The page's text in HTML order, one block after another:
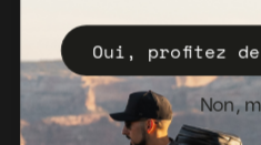
Politique de vente
Bulletin d'information
Oui, profitez
Non,